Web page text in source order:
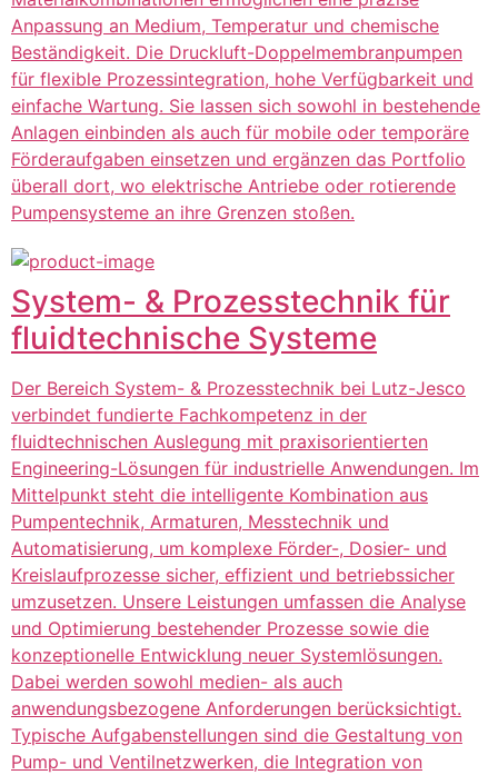
Anpassung an Medium, Temperatur und chemische
Beständigkeit. Die Druckluft-Doppelmembranpumpen
für flexible Prozessintegration, hohe Verfügbarkeit und
einfache Wartung. Sie lassen sich sowohl in bestehende
Anlagen einbinden als auch für mobile oder temporäre
Förderaufgaben einsetzen und ergänzen das Portfolio
überall dort, wo elektrische Antriebe oder rotierende
Pumpensysteme an ihre Grenzen stoßen.
System- & Prozesstechnik für
fluidtechnische Systeme
Der Bereich System- & Prozesstechnik bei Lutz-Jesco
verbindet fundierte Fachkompetenz in der
fluidtechnischen Auslegung mit praxisorientierten
Engineering-Lösungen für industrielle Anwendungen. Im
Mittelpunkt steht die intelligente Kombination aus
Pumpentechnik, Armaturen, Messtechnik und
Automatisierung, um komplexe Förder-, Dosier- und
Kreislaufprozesse sicher, effizient und betriebssicher
umzusetzen. Unsere Leistungen umfassen die Analyse
und Optimierung bestehender Prozesse sowie die
konzeptionelle Entwicklung neuer Systemlösungen.
Dabei werden sowohl medien- als auch
anwendungsbezogene Anforderungen berücksichtigt.
Typische Aufgabenstellungen sind die Gestaltung von
Pump- und Ventilnetzwerken, die Integration von